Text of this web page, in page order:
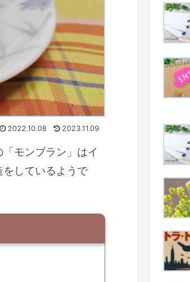
2022.10.08 2023.11.09
モンブラン」はイ
しているようで